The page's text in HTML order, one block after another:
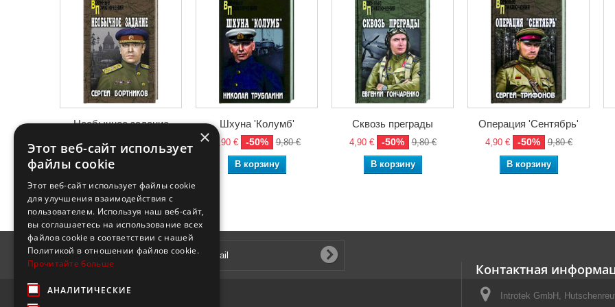
Необычное задание
5,90 € -50%
В корзину
Шхуна 'Колумб'
4,90 € -50% 9,80 €
В корзину
Сквозь преграды
4,90 € -50% 9,80 €
В корзину
Операция 'Сентябрь'
4,90 € -50% 9,80 €
В корзину
Рассылка
Контактная
Introtek GmbH,
×
Этот веб-сайт использует
файлы cookie
Этот веб-сайт использует файлы cookie
для улучшения взаимодействия с
пользователем. Используя наш веб-сайт,
вы соглашаетесь на использование всех
файлов cookie в соответствии с нашей
Политикой в ​​отношении файлов cookie.
Прочитайте больше
АНАЛИТИЧЕСКИЕ